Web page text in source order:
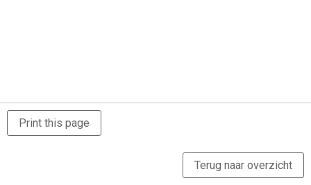
Print this page
Terug naar overzicht